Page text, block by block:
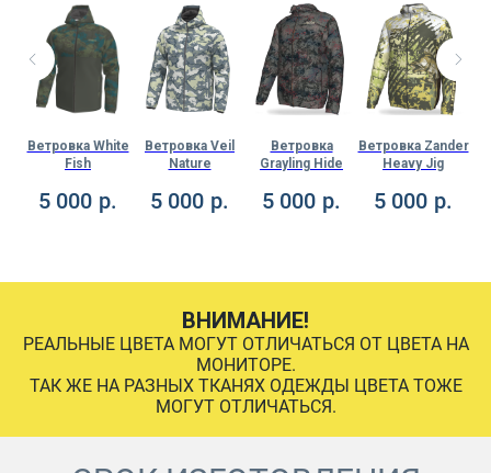
Ветровка White
Fish
5 000 р.
Ветровка Veil
Nature
5 000 р.
Ветровка
Grayling Hide
5 000 р.
Ветровка Zander
Heavy Jig
5 000 р.
ВНИМАНИЕ!
РЕАЛЬНЫЕ ЦВЕТА МОГУТ ОТЛИЧАТЬСЯ ОТ ЦВЕТА НА
МОНИТОРЕ.
ТАК ЖЕ НА РАЗНЫХ ТКАНЯХ ОДЕЖДЫ ЦВЕТА ТОЖЕ
МОГУТ ОТЛИЧАТЬСЯ.